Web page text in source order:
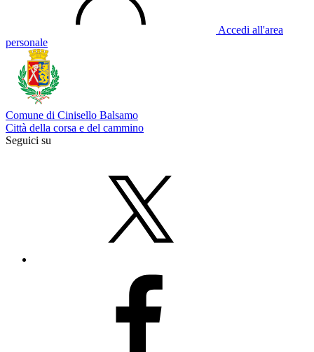
Accedi all'area
personale
Comune di Cinisello Balsamo
Città della corsa e del cammino
Seguici su